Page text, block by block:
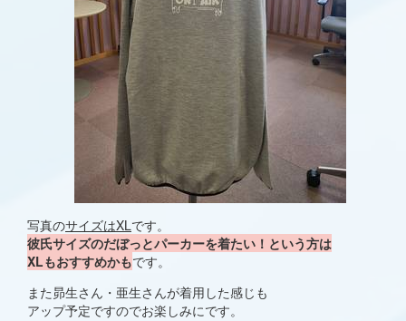
写真のサイズはXLです。
彼氏サイズのだぼっとパーカーを着たい！という方は
XLもおすすめかもです。
また昴生さん・亜生さんが着用した感じも
アップ予定ですのでお楽しみにです。